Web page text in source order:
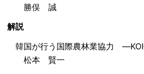
勝俣 誠
解説
韓国が行う国際農林業協力
松本 賢一